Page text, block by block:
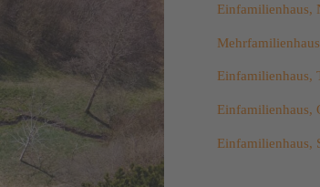
Einfamilienhaus,
Einfamilienhaus,
Einfamilienhaus,
Einfamilienhaus,